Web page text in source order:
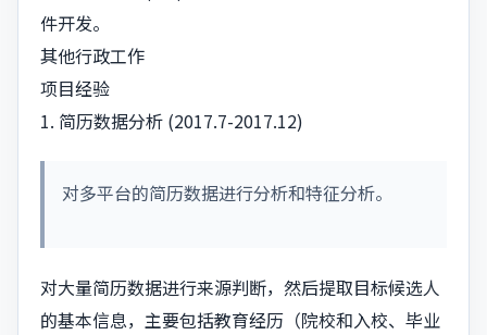
件开发。
其他行政工作
项目经验
1. 简历数据分析 (2017.7-2017.12)
对多平台的简历数据进行分析和特征分析。
对大量简历数据进行来源判断，然后提取目标候选人
的基本信息，主要包括教育经历（院校和入校、毕业